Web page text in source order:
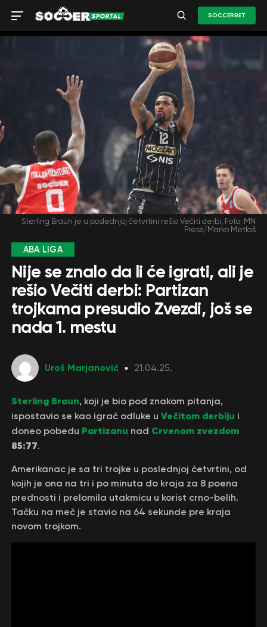
SOCCERBET
Sterling Braun je u poslednjoj četvrtini rešio Večiti derbi, Foto: MN
Press/Marko Metlaš
ABA LIGA
Nije se znalo da li će igrati, ali je
rešio Večiti derbi: Partizan
trojkama presudio Zvezdi, još se
nada 1. mestu
Uroš Marjanović 21.04.25.
Sterling Braun, koji je bio pod znakom pitanja,
ispostavio se kao igrač odluke u Večitom derbiju i
doneo pobedu Partizanu nad Crvenom zvezdom
85:77.
Amerikanac je sa tri trojke u poslednjoj četvrtini, od
kojih je ona na tri i po minuta do kraja za 8 poena
prednosti i prelomila utakmicu u korist crno-belih.
Tačku na meč je stavio na 64 sekunde pre kraja
novom trojkom.